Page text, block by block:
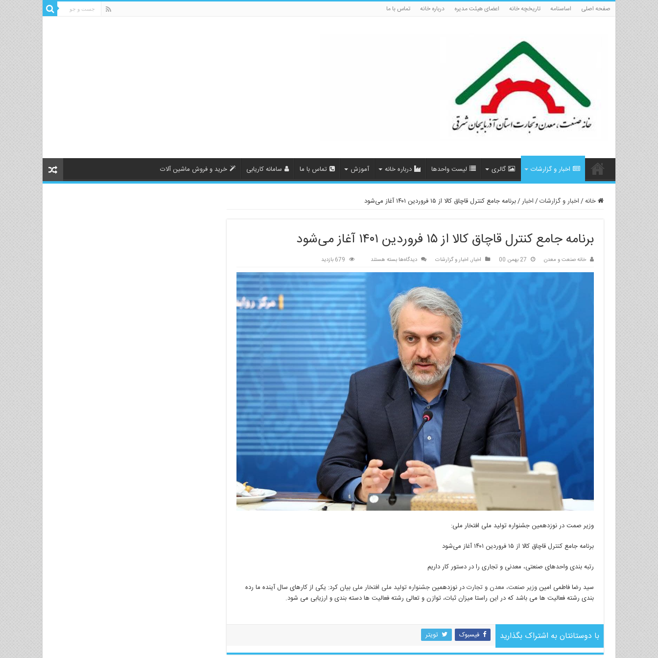
صفحه اصلی اساسنامه تاریخچه خانه اعضای هیئت مدیره درباره خانه تماس با ما
اخبار و گزارشات گالری لیست واحدها درباره خانه آموزش تماس با ما سامانه کاریابی خرید و فروش ماشین آلات
خانه/اخبار و گزارشات/اخبار/برنامه جامع کنترل قاچاق کالا از ۱۵ فروردین ۱۴۰۱ آغاز می‌شود
برنامه جامع کنترل قاچاق کالا از ۱۵ فروردین ۱۴۰۱ آغاز می‌شود
خانه صنعت و معدن 27 بهمن 00 اخبار, اخبار و گزارشات دیدگاه‌ها برای
قاچاق
کالا
از
۱۵
فروردین
۱۴۰۱
می‌شود
بسته هستند 679 بازدید
وزیر صمت در نوزدهمین جشنواره تولید ملی افتخار ملی:
برنامه جامع کنترل قاچاق کالا از ۱۵ فروردین ۱۴۰۱ آغاز می‌شود
رتبه بندی واحدهای صنعتی، معدنی و تجاری را در دستور کار داریم
سید رضا فاطمی امینوزیر صنعت، معدن و تجارتدر نوزدهمینجشنواره تولید ملی افتخار ملی بیان کرد: یکی از کارهای سال آینده ما رده
بندی رشته فعالیت ها می باشد که در این راستا میزان ثبات، توازن و تعالی رشته فعالیت ها دسته بندی و ارزیابی می شود.
با دوستانتان به اشتراک بگذارید فیسبوک تویتر